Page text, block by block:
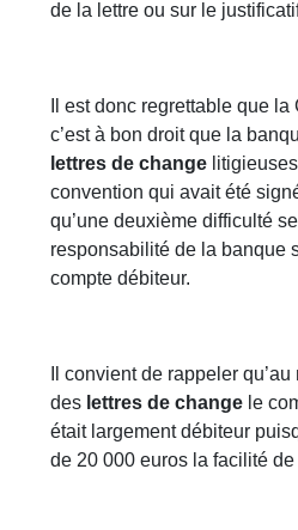
de la lettre ou sur le
Il est donc regrettable que
c’est à bon droit que la
lettres de change
convention qui avait été
qu’une deuxième difficulté
responsabilité de la banque
compte débiteur.
Il convient de rappeler
des lettres de change le
était largement débiteur
de 20 000 euros la facilité de